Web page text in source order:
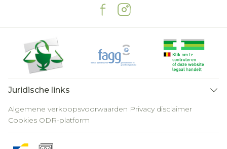
Juridische links
Algemene verkoopsvoorwaarden Privacy disclaimer
Cookies ODR-platform